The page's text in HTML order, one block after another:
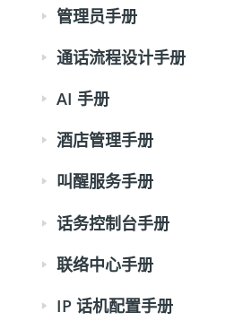
管理员手册
通话流程设计手册
AI 手册
酒店管理手册
叫醒服务手册
话务控制台手册
联络中心手册
IP 话机配置手册